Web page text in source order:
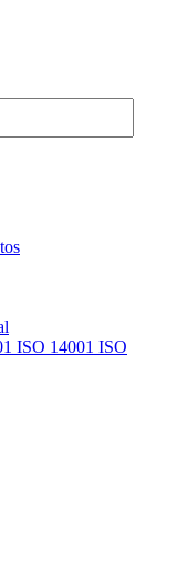
ISO 14001 ISO